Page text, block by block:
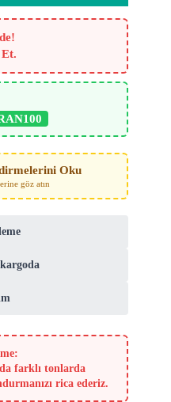
Oku
göz atın
farklı tonlarda
rica ederiz.